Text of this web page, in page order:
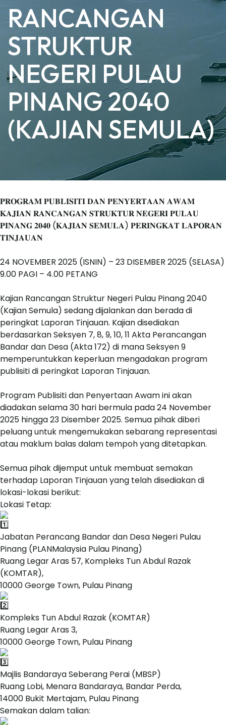
RANCANGAN
STRUKTUR
NEGERI PULAU
PINANG 2040
(KAJIAN SEMULA)
𝐏𝐑𝐎𝐆𝐑𝐀𝐌 𝐏𝐔𝐁𝐋𝐈𝐒𝐈𝐓𝐈 𝐃𝐀𝐍 𝐏𝐄𝐍𝐘𝐄𝐑𝐓𝐀𝐀𝐍 𝐀𝐖𝐀𝐌
𝐊𝐀𝐉𝐈𝐀𝐍 𝐑𝐀𝐍𝐂𝐀𝐍𝐆𝐀𝐍 𝐒𝐓𝐑𝐔𝐊𝐓𝐔𝐑 𝐍𝐄𝐆𝐄𝐑𝐈 𝐏𝐔𝐋𝐀𝐔
𝐏𝐈𝐍𝐀𝐍𝐆 𝟐𝟎𝟒𝟎 (𝐊𝐀𝐉𝐈𝐀𝐍 𝐒𝐄𝐌𝐔𝐋𝐀) 𝐏𝐄𝐑𝐈𝐍𝐆𝐊𝐀𝐓 𝐋𝐀𝐏𝐎𝐑𝐀𝐍
𝐓𝐈𝐍𝐉𝐀𝐔𝐀𝐍
24 NOVEMBER 2025 (ISNIN) – 23 DISEMBER 2025 (SELASA)
9.00 PAGI – 4.00 PETANG
Kajian Rancangan Struktur Negeri Pulau Pinang 2040
(Kajian Semula) sedang dijalankan dan berada di
peringkat Laporan Tinjauan. Kajian disediakan
berdasarkan Seksyen 7, 8, 9, 10, 11 Akta Perancangan
Bandar dan Desa (Akta 172) di mana Seksyen 9
memperuntukkan keperluan mengadakan program
publisiti di peringkat Laporan Tinjauan.
Program Publisiti dan Penyertaan Awam ini akan
diadakan selama 30 hari bermula pada 24 November
2025 hingga 23 Disember 2025. Semua pihak diberi
peluang untuk mengemukakan sebarang representasi
atau maklum balas dalam tempoh yang ditetapkan.
Semua pihak dijemput untuk membuat semakan
terhadap Laporan Tinjauan yang telah disediakan di
lokasi-lokasi berikut:
Lokasi Tetap:
Jabatan Perancang Bandar dan Desa Negeri Pulau
Pinang (PLANMalaysia Pulau Pinang)
Ruang Legar Aras 57, Kompleks Tun Abdul Razak
(KOMTAR),
10000 George Town, Pulau Pinang
Kompleks Tun Abdul Razak (KOMTAR)
Ruang Legar Aras 3,
10000 George Town, Pulau Pinang
Majlis Bandaraya Seberang Perai (MBSP)
Ruang Lobi, Menara Bandaraya, Bandar Perda,
14000 Bukit Mertajam, Pulau Pinang
Semakan dalam talian: